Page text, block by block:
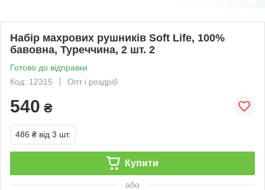
Набір махрових рушників Soft Life, 100%
бавовна, Туреччина, 2 шт. 2
Готово до відправки
Код: 12315
Опт і роздріб
540 ₴
486 ₴ від 3 шт.
Купити
або